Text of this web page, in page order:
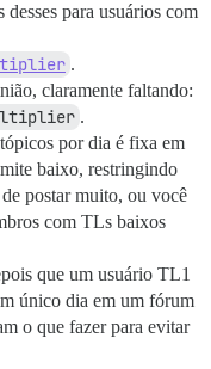
para usuários com
.
claramente faltando:
.
por dia é fixa em
baixo, restringindo
postar muito, ou você
com TLs baixos
que um usuário TL1
único dia em um fórum
o que fazer para evitar